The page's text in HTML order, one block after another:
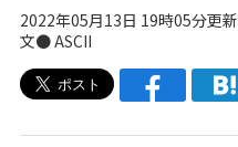
2022年05月13日 19時05分更新
文● ASCII